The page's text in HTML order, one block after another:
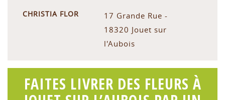
CHRISTIA FLOR
17 Grande Rue -
18320 Jouet sur
l'Aubois
FAITES LIVRER DES FLEURS À